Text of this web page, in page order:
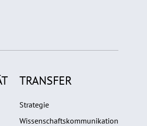
TRANSFER
Strategie
Wissenschaftskommunikation